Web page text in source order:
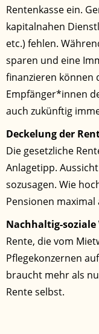
Rentenkasse ein.
kapitalnahen
etc.) fehlen.
sparen und eine
finanzieren können
Empfänger*innen
auch zukünftig
Deckelung der
Die gesetzliche
Anlagetipp.
sozusagen. Wie
Pensionen maximal
Nachhaltig-
Rente, die vom
Pflegekonzernen
braucht mehr als
Rente selbst.